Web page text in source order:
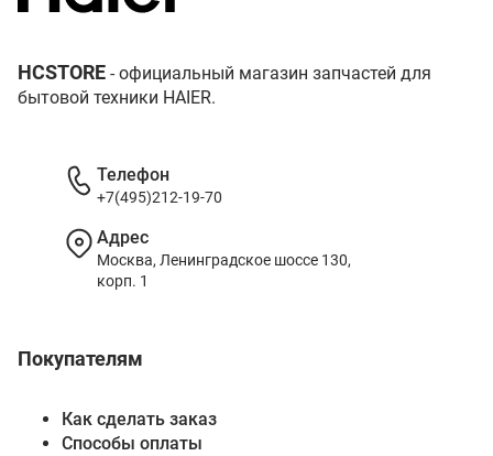
HCSTORE - официальный магазин запчастей для
бытовой техники HAIER.
Покупателям
Как сделать заказ
Способы оплаты
Телефон
+7(495)212-19-70
Адрес
Москва, Ленинградское шоссе 130,
корп. 1